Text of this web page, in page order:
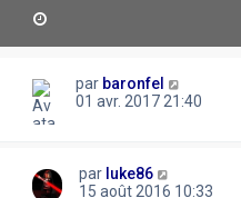
par baronfel
01 avr. 2017 21:40
par luke86
15 août 2016 10:33